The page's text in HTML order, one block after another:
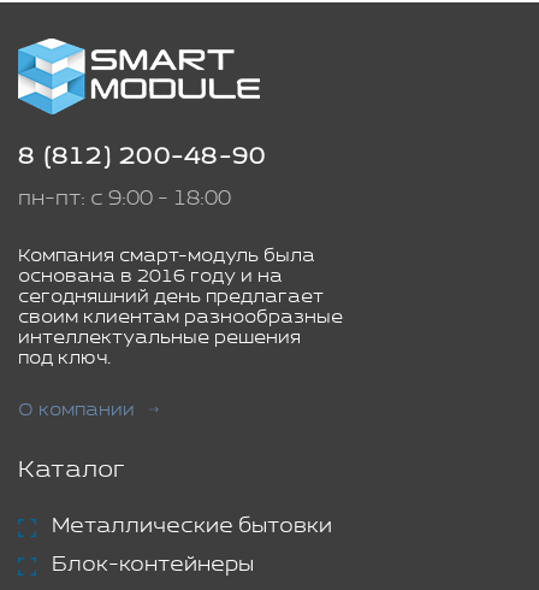
8 (812) 200-48-90
пн-пт: с 9:00 - 18:00
Компания смарт-модуль была
основана в 2016 году и на
сегодняшний день предлагает
своим клиентам разнообразные
интеллектуальные решения
под ключ.
О компании
Каталог
Металлические бытовки
Блок-контейнеры